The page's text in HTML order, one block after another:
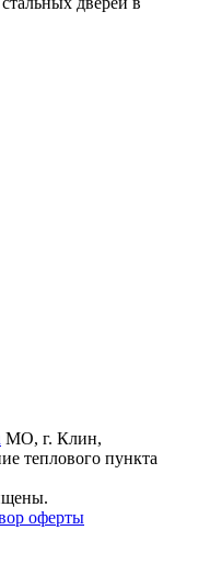
МО, г. Клин,
теплового пункта
оферты